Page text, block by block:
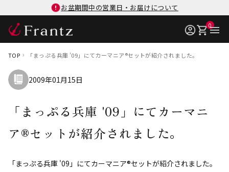
お盆期間中の営業日・お届けについて
0
TOP 「まっぷる兵庫 '09」にてカーマニア®セットが紹介されました。
2009年01月15日
「まっぷる兵庫 '09」にてカーマニ
ア®セットが紹介されました。
「まっぷる兵庫 '09」にてカーマニア®セットが紹介されました。